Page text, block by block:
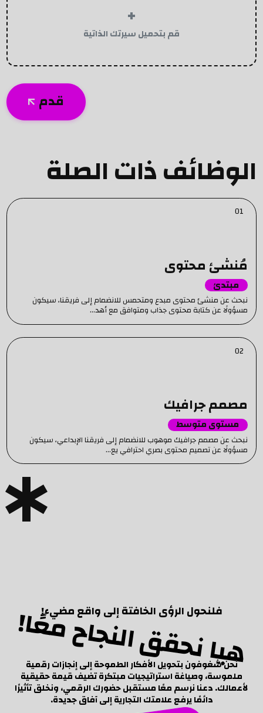
الوظائف ذات الصلة
01
مُنشئ محتوى
مبتدئ
نبحث عن منشئ محتوى مبدع ومتحمس للانضمام إلى فريقنا، سيكون
مسؤولًا عن كتابة محتوى جذاب ومتوافق مع أهد...
02
مصمم جرافيك
مستوى متوسط
نبحث عن مصمم جرافيك موهوب للانضمام إلى فريقنا الإبداعي، سيكون
مسؤولًا عن تصميم محتوى بصري احترافي يع...
+
قم بتحميل سيرتك الذاتية
قدم
فلنحول الرؤى الخافتة إلى واقع مضيء!
هيا نحقق النجاح معًا!
نحن شغوفون بتحويل الأفكار الطموحة إلى إنجازات رقمية
ملموسة، وصياغة استراتيجيات مبتكرة تضيف قيمة حقيقية
لأعمالك. دعنا نرسم معًا مستقبل حضورك الرقمي، ونخلق تأثيرًا
دائمًا يرفع علامتك التجارية إلى آفاق جديدة.